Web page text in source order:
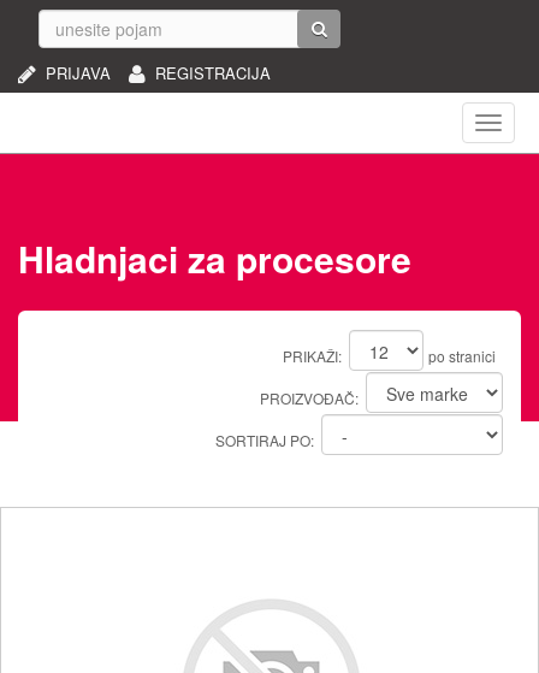
REGISTRACIJA
PRIJAVA
Hladnjaci za procesore
PRIKAŽI: po stranici
PROIZVOĐAČ:
SORTIRAJ PO: